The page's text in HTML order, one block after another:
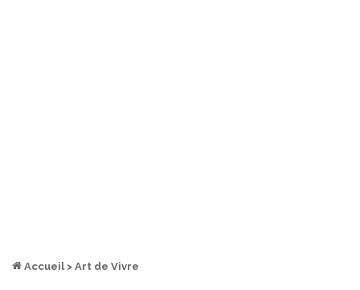
Accueil > Art de Vivre